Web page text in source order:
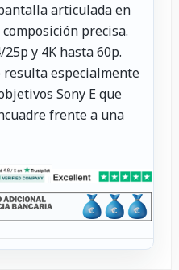
articulada en
precisa.
y 4K hasta 60p.
resulta especialmente
Sony E que
frente a una